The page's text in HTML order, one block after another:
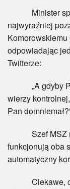
Sport
BlogAiD
Zaproszenia
Minister
najwyraźniej
odpowiadając
Twitterze:
„A gdyby
wierzy
Pan
Szef MSZ
funkcjonują oba
automatyczny
Ciekawe, czy